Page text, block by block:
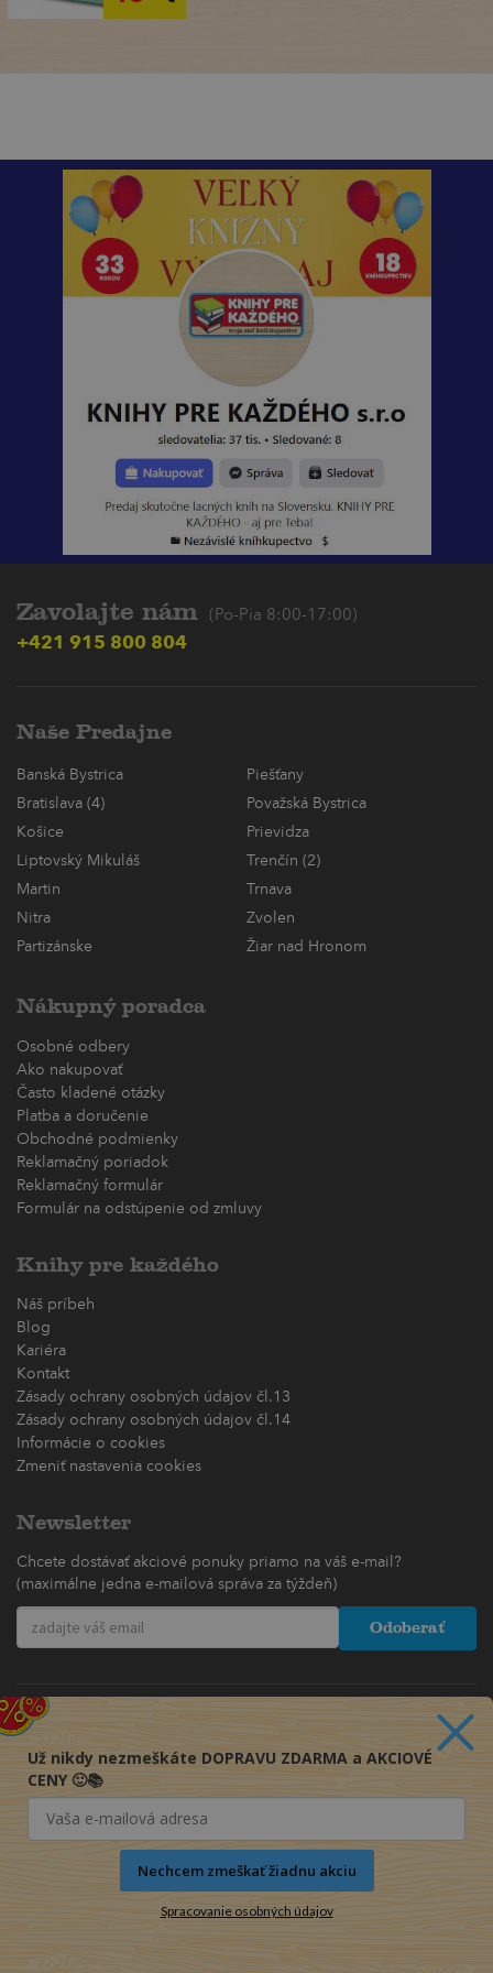
Zavolajte nám (Po-Pia 8:00-17:00)
+421 915 800 804
Naše Predajne
Banská Bystrica
Piešťany
Bratislava (4)
Považská Bystrica
Košice
Prievidza
Liptovský Mikuláš
Trenčín (2)
Martin
Trnava
Nitra
Zvolen
Partizánske
Žiar nad Hronom
Nákupný poradca
Osobné odbery
Ako nakupovať
Často kladené otázky
Platba a doručenie
Obchodné podmienky
Reklamačný poriadok
Reklamačný formulár
Formulár na odstúpenie od zmluvy
Knihy pre každého
Náš príbeh
Blog
Kariéra
Kontakt
Zásady ochrany osobných údajov čl.13
Zásady ochrany osobných údajov čl.14
Informácie o cookies
Zmeniť nastavenia cookies
Newsletter
Chcete dostávať akciové ponuky priamo na váš e-mail?
(maximálne jedna e-mailová správa za týždeň)
Odoberať
Už nikdy nezmeškáte DOPRAVU ZDARMA a AKCIOVÉ
CENY 🙂📚
Nechcem zmeškať žiadnu akciu
Spracovanie osobných údajov